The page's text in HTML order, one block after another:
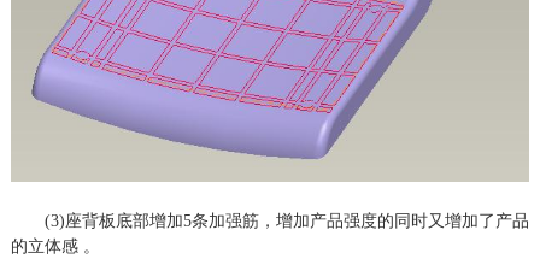
(3)座背板底部增加5条加强筋，增加产品强度的同时又增加了产品
的立体感 。